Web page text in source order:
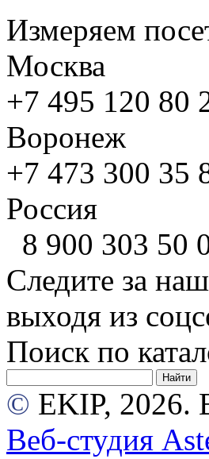
Измеряем
Москва
+7 495 120 80
Воронеж
+7 473 300 35
Россия
8 900 303 50
Следите за
выходя из
Поиск по
© EKIP, 2026.
Веб-студия